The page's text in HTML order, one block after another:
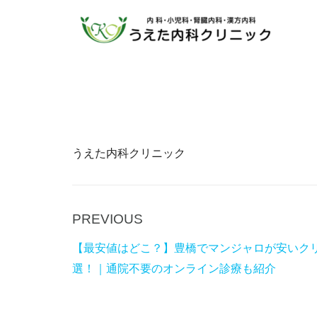
うえた内科クリニック
Post
navigation
P
PREVIOUS
【最安値はどこ？】豊橋でマンジャロが安いク
選！｜通院不要のオンライン診療も紹介